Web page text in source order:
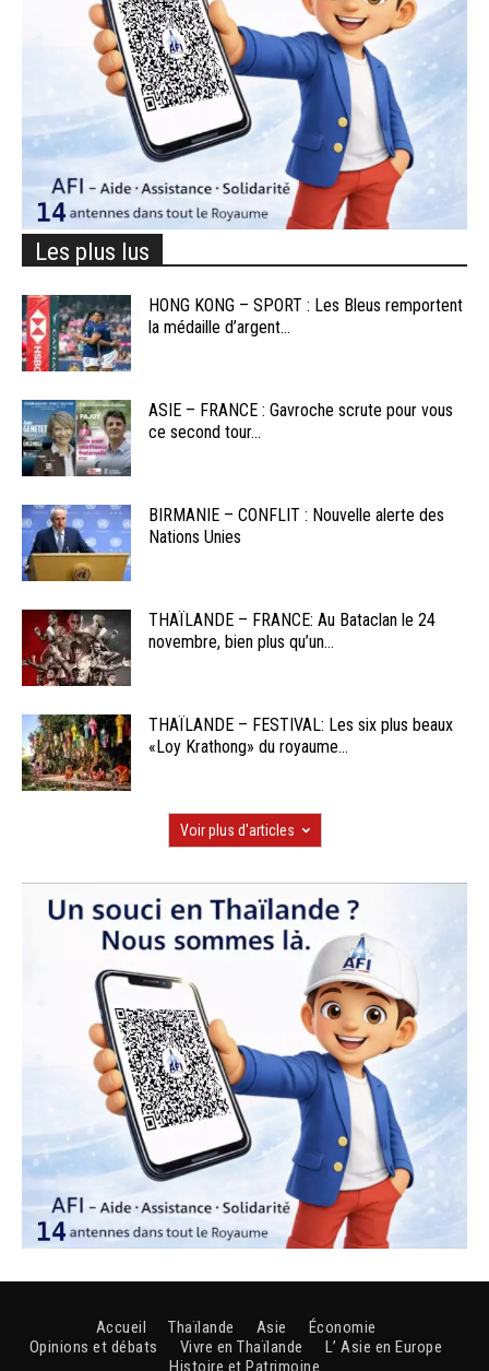
Les plus lus
HONG KONG – SPORT : Les Bleus remportent
la médaille d’argent...
ASIE – FRANCE : Gavroche scrute pour vous
ce second tour...
BIRMANIE – CONFLIT : Nouvelle alerte des
Nations Unies
THAÏLANDE – FRANCE: Au Bataclan le 24
novembre, bien plus qu’un...
THAÏLANDE – FESTIVAL: Les six plus beaux
«Loy Krathong» du royaume...
Voir plus d'articles
Accueil Thaïlande Asie
Économie
Opinions et débats
Vivre en Thaïlande
L’ Asie en Europe
Histoire et Patrimoine